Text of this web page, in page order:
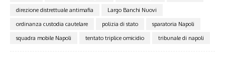
direzione distrettuale antimafia
Largo Banchi Nuovi
ordinanza custodia cautelare
polizia di stato
sparatoria Napoli
squadra mobile Napoli
tentato triplice omicidio tribunale di napoli